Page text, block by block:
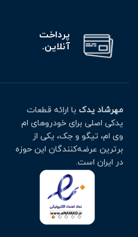
پرداخت
آنلاین.
مهرشاد یدک با ارائه قطعات
یدکی اصلی برای خودروهای ام
وی ام، تیگو و جک، یکی از
برترین عرضه‌کنندگان این حوزه
در ایران است.